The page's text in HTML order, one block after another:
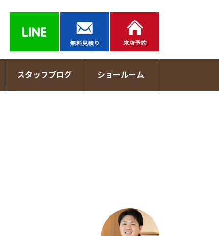
スタッフブログ ショールーム